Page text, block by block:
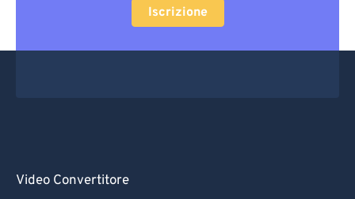
Iscrizione
Video Convertitore